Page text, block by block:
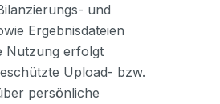
und
Ergebnisdateien
Nutzung erfolgt
Upload- bzw.
persönliche